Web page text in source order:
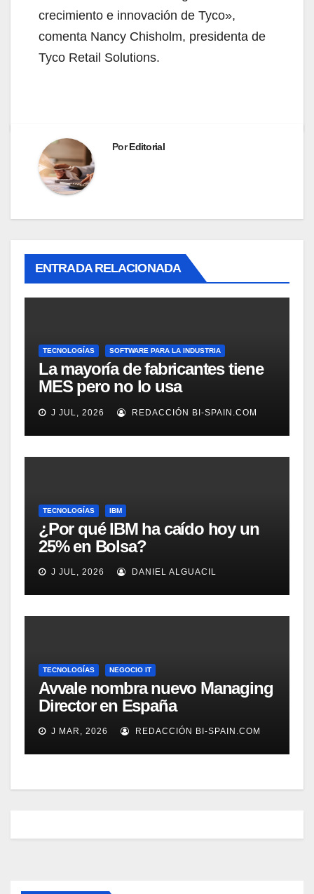
crecimiento e innovación de Tyco»,
comenta Nancy Chisholm, presidenta de
Tyco Retail Solutions.
PorEditorial
ENTRADA RELACIONADA
TECNOLOGÍAS SOFTWARE PARA LA INDUSTRIA
La mayoría de fabricantes tiene
MES pero no lo usa
adecuadamente, según
Rockwell Automation
J JUL, 2026 REDACCIÓN BI-SPAIN.COM
TECNOLOGÍAS IBM
¿Por qué IBM ha caído hoy un
25% en Bolsa?
J JUL, 2026 DANIEL ALGUACIL
TECNOLOGÍAS NEGOCIO IT
Avvale nombra nuevo Managing
Director en España
J MAR, 2026 REDACCIÓN BI-SPAIN.COM